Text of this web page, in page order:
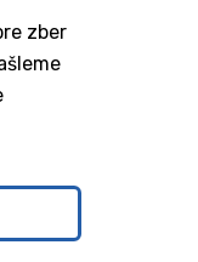
zber